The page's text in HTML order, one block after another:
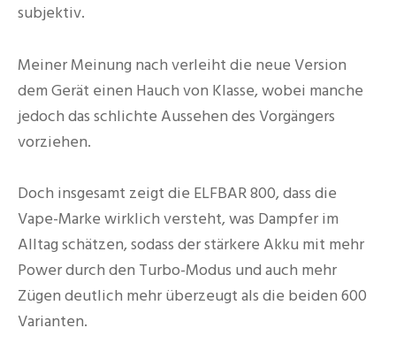
subjektiv.
Meiner Meinung nach verleiht die neue Version
dem Gerät einen Hauch von Klasse, wobei manche
jedoch das schlichte Aussehen des Vorgängers
vorziehen.
Doch insgesamt zeigt die ELFBAR 800, dass die
Vape-Marke wirklich versteht, was Dampfer im
Alltag schätzen, sodass der stärkere Akku mit mehr
Power durch den Turbo-Modus und auch mehr
Zügen deutlich mehr überzeugt als die beiden 600
Varianten.